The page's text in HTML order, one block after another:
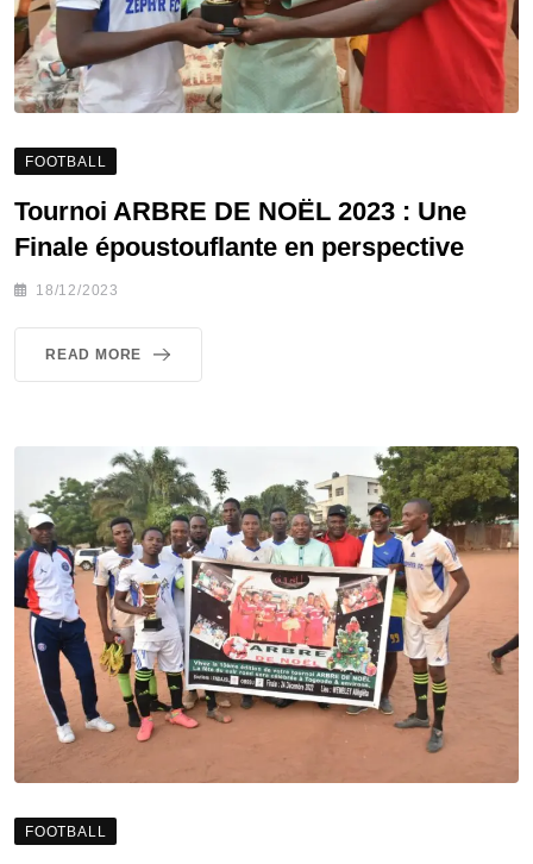
FOOTBALL
Tournoi ARBRE DE NOËL 2023 : Une
Finale époustouflante en perspective
18/12/2023
READ MORE
FOOTBALL